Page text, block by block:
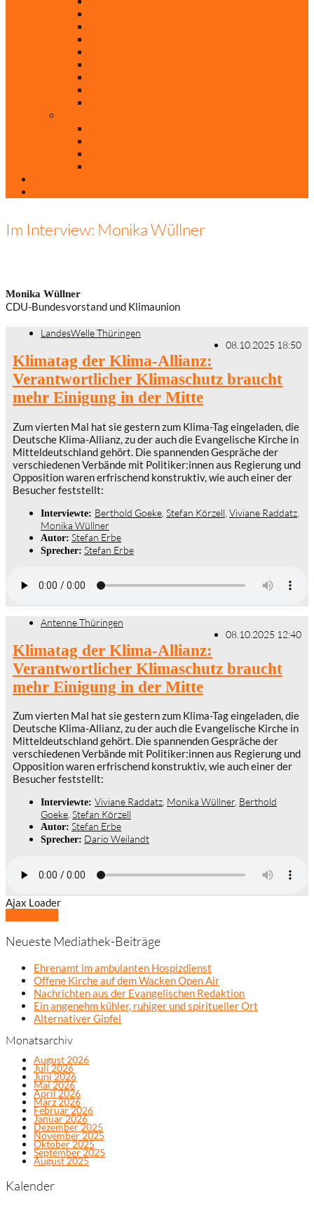
Im Interview: Monika Wüllner
Monika Wüllner
CDU-Bundesvorstand und Klimaunion
LandesWelle Thüringen
08.10.2025 18:50
Klimatag der Klima-Allianz:
Verantwortlicher Klimaschutz braucht
mehr Einigung in der Mitte
Zum vierten Mal hat sie gestern zum Klima-Tag eingeladen, die
Deutsche Klima-Allianz, zu der auch die Evangelische Kirche in
Mitteldeutschland gehört. Die spannenden Gespräche der
verschiedenen Verbände mit Politiker:innen aus Regierung und
Opposition waren erfrischend konstruktiv, wie auch einer der
Besucher feststellt:
Interviewte: Berthold Goeke Stefan Körzell Viviane Raddatz
Monika Wüllner
Autor: Stefan Erbe
Sprecher: Stefan Erbe
Antenne Thüringen
08.10.2025 12:40
Klimatag der Klima-Allianz:
Verantwortlicher Klimaschutz braucht
mehr Einigung in der Mitte
Zum vierten Mal hat sie gestern zum Klima-Tag eingeladen, die
Deutsche Klima-Allianz, zu der auch die Evangelische Kirche in
Mitteldeutschland gehört. Die spannenden Gespräche der
verschiedenen Verbände mit Politiker:innen aus Regierung und
Opposition waren erfrischend konstruktiv, wie auch einer der
Besucher feststellt:
Interviewte: Viviane Raddatz Monika Wüllner Berthold
Goeke Stefan Körzell
Autor: Stefan Erbe
Sprecher: Dario Weilandt
Ajax Loader
Neueste Mediathek-Beiträge
Ehrenamt im ambulanten Hospizdienst
Offene Kirche auf dem Wacken Open Air
Nachrichten aus der Evangelischen Redaktion
Ein angenehm kühler, ruhiger und spiritueller Ort
Alternativer Gipfel
Monatsarchiv
August 2026
Juli 2026
Juni 2026
Mai 2026
April 2026
März 2026
Februar 2026
Januar 2026
Dezember 2025
November 2025
Oktober 2025
September 2025
August 2025
Kalender